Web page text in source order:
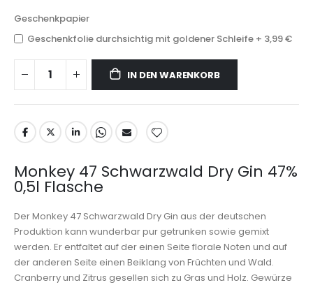
Geschenkpapier
Geschenkfolie durchsichtig mit goldener Schleife + 3,99 €
IN DEN WARENKORB
Monkey 47 Schwarzwald Dry Gin 47%
0,5l Flasche
Der Monkey 47 Schwarzwald Dry Gin aus der deutschen
Produktion kann wunderbar pur getrunken sowie gemixt
werden. Er entfaltet auf der einen Seite florale Noten und auf
der anderen Seite einen Beiklang von Früchten und Wald.
Cranberry und Zitrus gesellen sich zu Gras und Holz. Gewürze